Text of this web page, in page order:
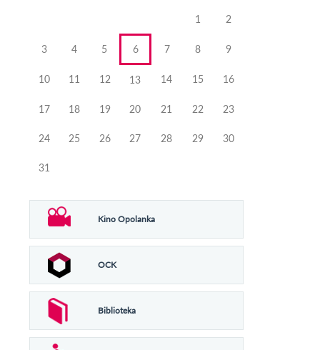
1 2
3 4 5 6 7 8 9
10 11 12 13 14 15 16
17 18 19 20 21 22 23
24 25 26 27 28 29 30
31
Kino Opolanka
OCK
Biblioteka